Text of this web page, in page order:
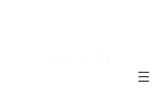
Live Event Stream Online